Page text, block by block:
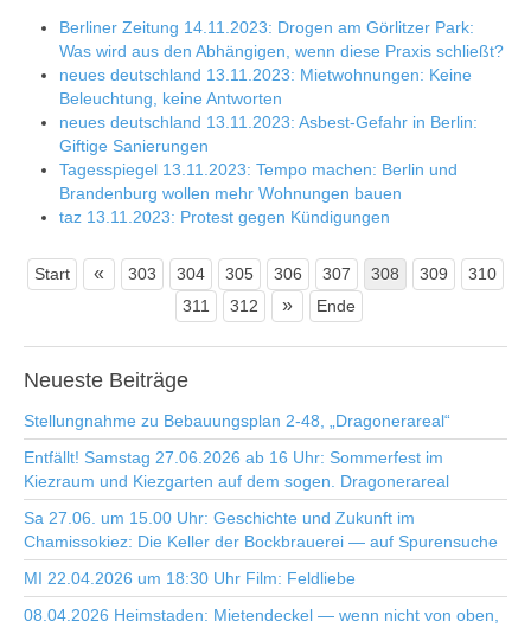
Berliner Zeitung 14.11.2023: Drogen am Görlitzer Park:
Was wird aus den Abhängigen, wenn diese Praxis schließt?
neues deutschland 13.11.2023: Mietwohnungen: Keine
Beleuchtung, keine Antworten
neues deutschland 13.11.2023: Asbest-Gefahr in Berlin:
Giftige Sanierungen
Tagesspiegel 13.11.2023: Tempo machen: Berlin und
Brandenburg wollen mehr Wohnungen bauen
taz 13.11.2023: Protest gegen Kündigungen
Start « 303 304 305 306 307 308 309
310
311
312 » Ende
Neueste Beiträge
Stellungnahme zu Bebauungsplan 2-48, „Dragonerareal“
Entfällt! Samstag 27.06.2026 ab 16 Uhr: Sommerfest im
Kiezraum und Kiezgarten auf dem sogen. Dragonerareal
Sa 27.06. um 15.00 Uhr: Geschichte und Zukunft im
Chamissokiez: Die Keller der Bockbrauerei — auf Spurensuche
MI 22.04.2026 um 18:30 Uhr Film: Feldliebe
08.04.2026 Heimstaden: Mietendeckel — wenn nicht von oben,